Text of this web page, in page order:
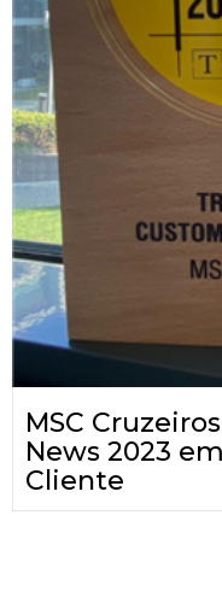
MSC
News 2023
Cliente